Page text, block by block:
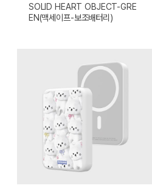
SOLID HEART OBJECT-GRE
EN(맥세이프-보조배터리)